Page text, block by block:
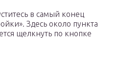
в самый конец
Здесь около пункта
щелкнуть по кнопке